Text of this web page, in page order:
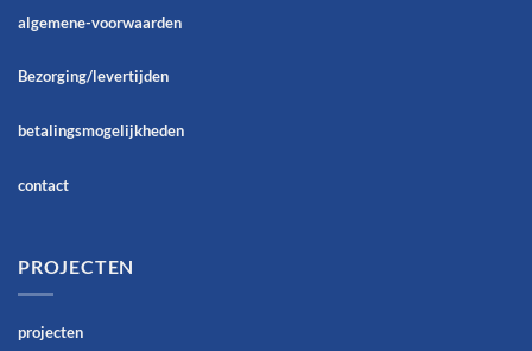
algemene-voorwaarden
Bezorging/levertijden
betalingsmogelijkheden
contact
PROJECTEN
projecten